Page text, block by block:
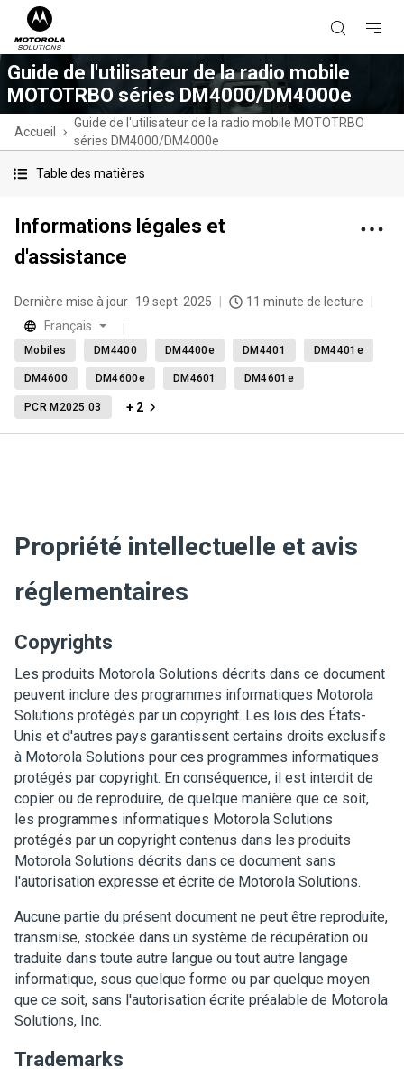
Guide de l'utilisateur de la radio mobile
MOTOTRBO séries DM4000/DM4000e
Accueil
Guide de l'utilisateur de la radio mobile MOTOTRBO
séries DM4000/DM4000e
Table des matières
Informations légales et
d'assistance
Dernière mise à jour 19 sept. 2025
11 minute de lecture
Français
Mobiles DM4400 DM4400e DM4401 DM4401e
DM4600 DM4600e DM4601 DM4601e
PCR M2025.03 + 2
Propriété intellectuelle et avis
réglementaires
Copyrights
Les produits Motorola Solutions décrits dans ce document
peuvent inclure des programmes informatiques Motorola
Solutions protégés par un copyright. Les lois des États-
Unis et d'autres pays garantissent certains droits exclusifs
à Motorola Solutions pour ces programmes informatiques
protégés par copyright. En conséquence, il est interdit de
copier ou de reproduire, de quelque manière que ce soit,
les programmes informatiques Motorola Solutions
protégés par un copyright contenus dans les produits
Motorola Solutions décrits dans ce document sans
l'autorisation expresse et écrite de Motorola Solutions.
Aucune partie du présent document ne peut être reproduite,
transmise, stockée dans un système de récupération ou
traduite dans toute autre langue ou tout autre langage
informatique, sous quelque forme ou par quelque moyen
que ce soit, sans l'autorisation écrite préalable de Motorola
Solutions, Inc.
Trademarks